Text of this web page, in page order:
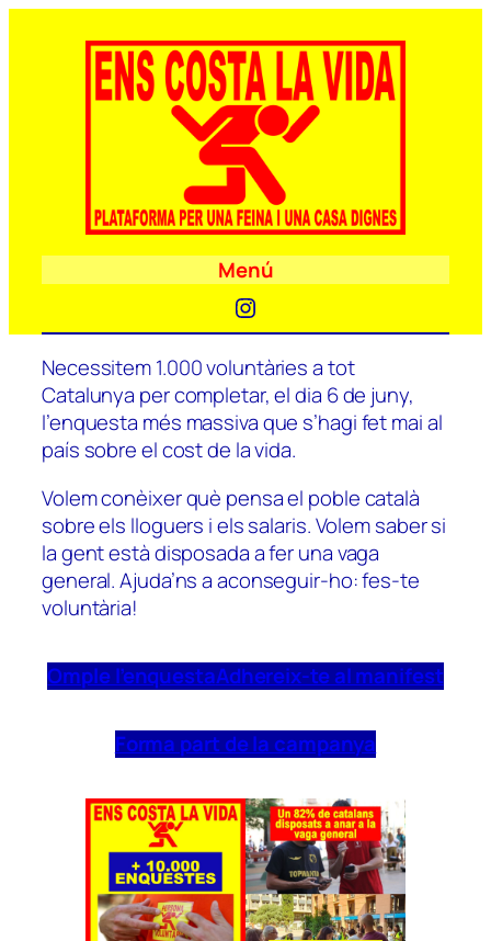
Menú
Instagram
Necessitem 1.000 voluntàries a tot
Catalunya per completar, el dia 6 de juny,
l’enquesta més massiva que s’hagi fet mai al
país sobre el cost de la vida.
Volem conèixer què pensa el poble català
sobre els lloguers i els salaris. Volem saber si
la gent està disposada a fer una vaga
general. Ajuda’ns a aconseguir-ho: fes-te
voluntària!
Omple l’enquestaAdhereix-te al manifest
Forma part de la campanya